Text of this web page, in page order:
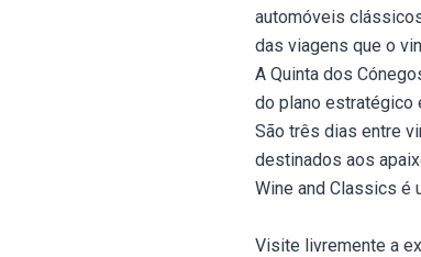
automóveis
das viagens que o
A Quinta dos
do plano estratégico
São três dias entre
destinados aos
Wine and Classics é
Visite livremente a